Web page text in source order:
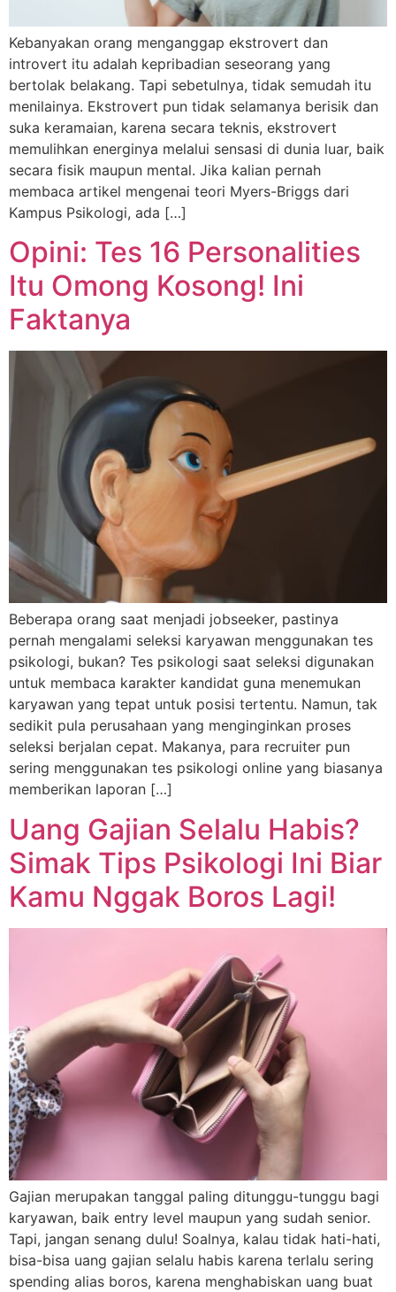
Kebanyakan orang menganggap ekstrovert dan
introvert itu adalah kepribadian seseorang yang
bertolak belakang. Tapi sebetulnya, tidak semudah itu
menilainya. Ekstrovert pun tidak selamanya berisik dan
suka keramaian, karena secara teknis, ekstrovert
memulihkan energinya melalui sensasi di dunia luar, baik
secara fisik maupun mental. Jika kalian pernah
membaca artikel mengenai teori Myers-Briggs dari
Kampus Psikologi, ada […]
Opini: Tes 16 Personalities
Itu Omong Kosong! Ini
Faktanya
Beberapa orang saat menjadi jobseeker, pastinya
pernah mengalami seleksi karyawan menggunakan tes
psikologi, bukan? Tes psikologi saat seleksi digunakan
untuk membaca karakter kandidat guna menemukan
karyawan yang tepat untuk posisi tertentu. Namun, tak
sedikit pula perusahaan yang menginginkan proses
seleksi berjalan cepat. Makanya, para recruiter pun
sering menggunakan tes psikologi online yang biasanya
memberikan laporan […]
Uang Gajian Selalu Habis?
Simak Tips Psikologi Ini Biar
Kamu Nggak Boros Lagi!
Gajian merupakan tanggal paling ditunggu-tunggu bagi
karyawan, baik entry level maupun yang sudah senior.
Tapi, jangan senang dulu! Soalnya, kalau tidak hati-hati,
bisa-bisa uang gajian selalu habis karena terlalu sering
spending alias boros, karena menghabiskan uang buat